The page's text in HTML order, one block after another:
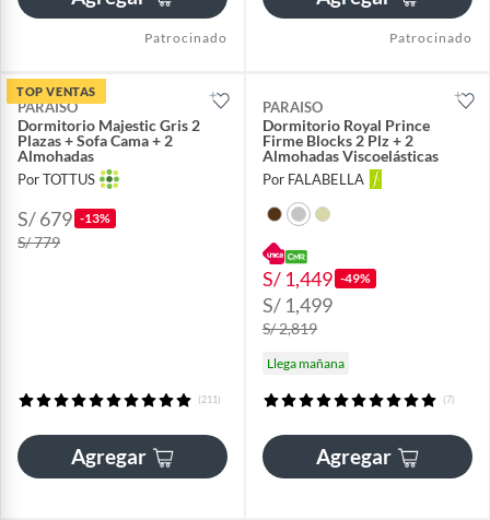
Patrocinado Patrocinado
TOP VENTAS
PARAISO
Dormitorio Majestic Gris 2
Plazas + Sofa Cama + 2
Almohadas
Por TOTTUS
S/ 679 -13%
S/ 779
(211)
Agregar
PARAISO
Dormitorio Royal Prince
Firme Blocks 2 Plz + 2
Almohadas Viscoelásticas
Por FALABELLA
S/ 1,449 -49%
S/ 1,499
S/ 2,819
Llega mañana
(7)
Agregar